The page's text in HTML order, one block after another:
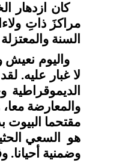
كان ازدهار
مراكزَ ذاتِ
السنة
واليوم نعيش
لا غبار عليه.
والمعارضة
مقتحما البيوت
هو
السعي
وضمنية أحيانا.